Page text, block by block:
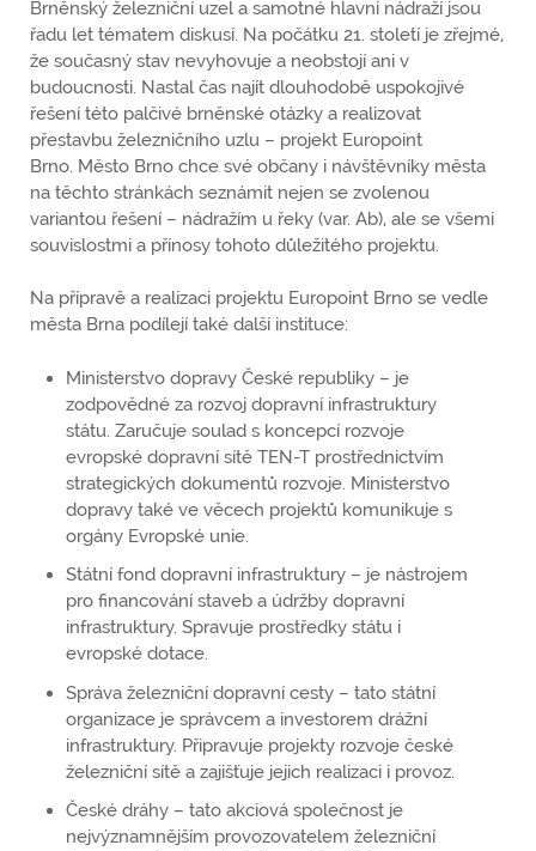
Brněnský železniční uzel a samotné hlavní nádraží jsou
řadu let tématem diskusí. Na počátku 21. století je zřejmé,
že současný stav nevyhovuje a neobstojí ani v
budoucnosti. Nastal čas najít dlouhodobě uspokojivé
řešení této palčivé brněnské otázky a realizovat
přestavbu železničního uzlu – projekt Europoint
Brno. Město Brno chce své občany i návštěvníky města
na těchto stránkách seznámit nejen se zvolenou
variantou řešení – nádražím u řeky (var. Ab), ale se všemi
souvislostmi a přínosy tohoto důležitého projektu.
Na přípravě a realizaci projektu Europoint Brno se vedle
města Brna podílejí také další instituce:
Ministerstvo dopravy České republiky – je
zodpovědné za rozvoj dopravní infrastruktury
státu. Zaručuje soulad s koncepcí rozvoje
evropské dopravní sítě TEN-T prostřednictvím
strategických dokumentů rozvoje. Ministerstvo
dopravy také ve věcech projektů komunikuje s
orgány Evropské unie.
Státní fond dopravní infrastruktury – je nástrojem
pro financování staveb a údržby dopravní
infrastruktury. Spravuje prostředky státu i
evropské dotace.
Správa železniční dopravní cesty – tato státní
organizace je správcem a investorem drážní
infrastruktury. Připravuje projekty rozvoje české
železniční sítě a zajišťuje jejich realizaci i provoz.
České dráhy – tato akciová společnost je
nejvýznamnějším provozovatelem železniční